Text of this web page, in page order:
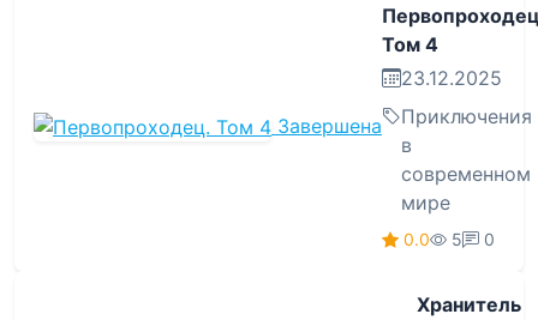
Завершена
Том 4
23.12.2025
Приключения
в
современном
мире
0.0 5 0
Хранитель